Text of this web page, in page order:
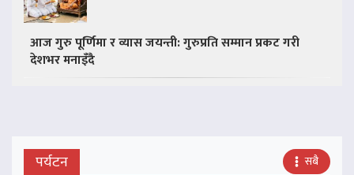
आज गुरु पूर्णिमा र व्यास जयन्ती: गुरुप्रति सम्मान प्रकट गरी
देशभर मनाइँदै
पर्यटन सबै